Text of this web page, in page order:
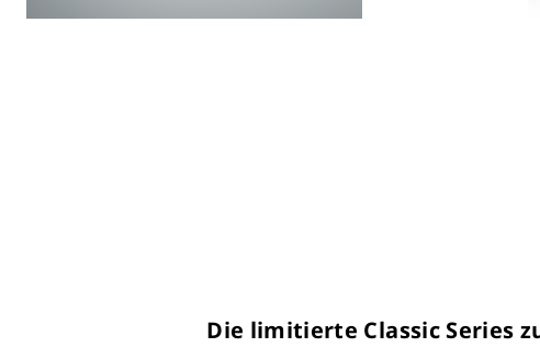
Die limitierte Classic Series